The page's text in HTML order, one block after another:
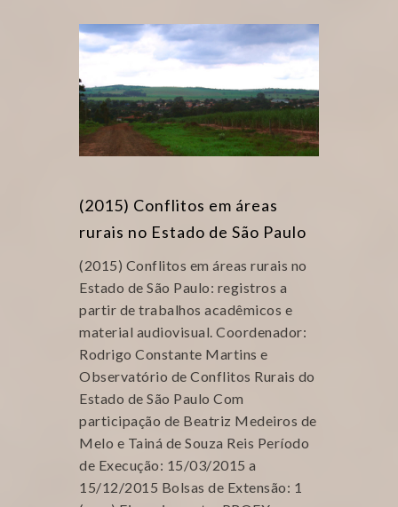
(2015) Conflitos em áreas
rurais no Estado de São Paulo
(2015) Conflitos em áreas rurais no
Estado de São Paulo: registros a
partir de trabalhos acadêmicos e
material audiovisual. Coordenador:
Rodrigo Constante Martins e
Observatório de Conflitos Rurais do
Estado de São Paulo Com
participação de Beatriz Medeiros de
Melo e Tainá de Souza Reis Período
de Execução: 15/03/2015 a
15/12/2015 Bolsas de Extensão: 1